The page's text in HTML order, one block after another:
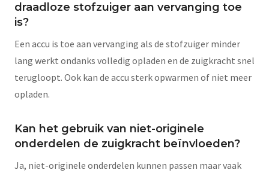
draadloze stofzuiger aan vervanging toe
is?
Een accu is toe aan vervanging als de stofzuiger minder
lang werkt ondanks volledig opladen en de zuigkracht snel
terugloopt. Ook kan de accu sterk opwarmen of niet meer
opladen.
Kan het gebruik van niet-originele
onderdelen de zuigkracht beïnvloeden?
Ja, niet-originele onderdelen kunnen passen maar vaak